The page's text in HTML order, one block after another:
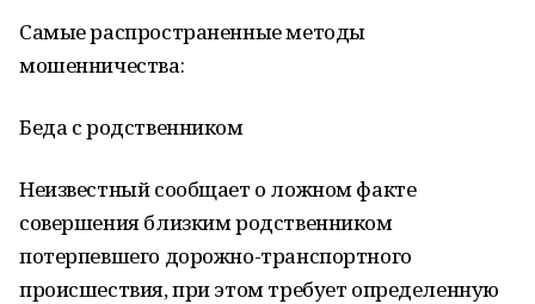
Самые распространенные методы
мошенничества:
Беда с родственником
Неизвестный сообщает о ложном факте
совершения близким родственником
потерпевшего дорожно-транспортного
происшествия, при этом требует определенную